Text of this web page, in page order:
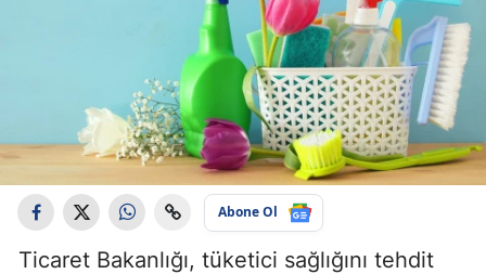
Abone Ol
Ticaret Bakanlığı, tüketici sağlığını tehdit